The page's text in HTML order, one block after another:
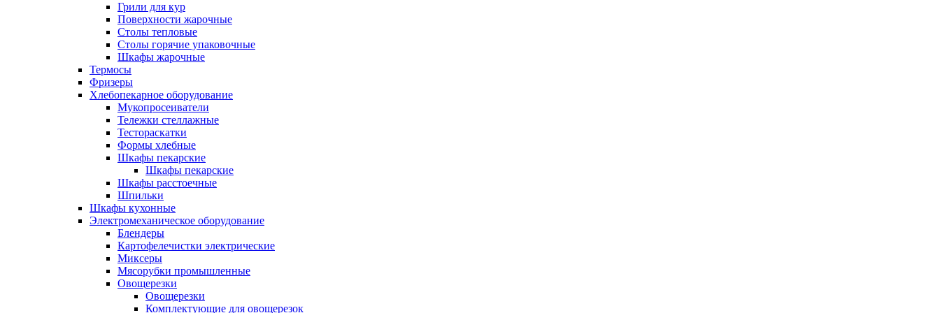
Грили для кур
Поверхности жарочные
Столы тепловые
Столы горячие упаковочные
Шкафы жарочные
Термосы
Фризеры
Хлебопекарное оборудование
Мукопросеиватели
Тележки стеллажные
Тестораскатки
Формы хлебные
Шкафы пекарские
Шкафы пекарские
Шкафы расстоечные
Шпильки
Шкафы кухонные
Электромеханическое оборудование
Блендеры
Картофелечистки электрические
Миксеры
Мясорубки промышленные
Овощерезки
Овощерезки
Комплектующие для овощерезок